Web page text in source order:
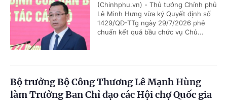
(Chinhphu.vn) - Thủ tướng Chính phủ
Lê Minh Hưng vừa ký Quyết định số
1429/QĐ-TTg ngày 29/7/2026 phê
chuẩn kết quả bầu chức vụ Chủ...
Bộ trưởng Bộ Công Thương Lê Mạnh Hùng
làm Trưởng Ban Chỉ đạo các Hội chợ Quốc gia